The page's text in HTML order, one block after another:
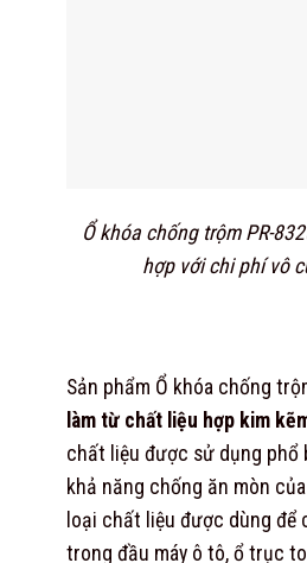
Ổ khóa chống trộm PR-
hợp với chi phí vô
Sản phẩm Ổ khóa chống
làm từ chất liệu hợp kim
chất liệu được sử dụng phổ
khả năng chống ăn mòn
loại chất liệu được dùng
trong đầu máy ô tô, ổ trục